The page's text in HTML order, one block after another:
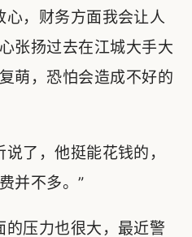
，财务方面我会让人
张扬过去在江城大手大
萌，恐怕会造成不好的
了，他挺能花钱的，
并不多。”
压力也很大，最近警